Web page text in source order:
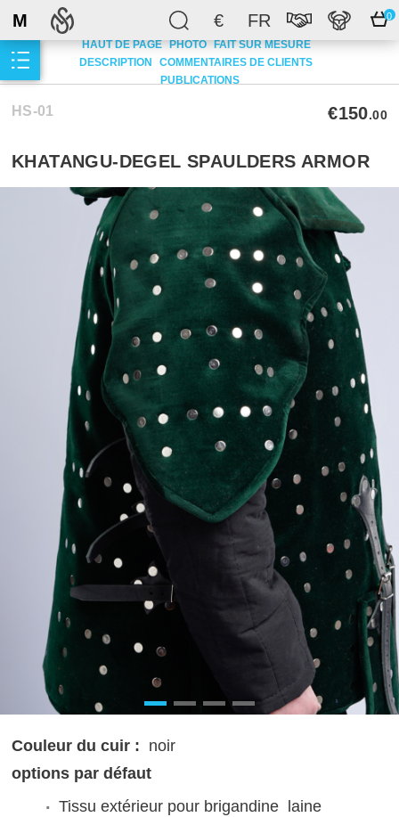
€ FR 0
M
HAUT DE PAGE PHOTO FAIT SUR MESURE
DESCRIPTION
COMMENTAIRES DE CLIENTS
PUBLICATIONS
HS-01 €150.00
KHATANGU-DEGEL SPAULDERS ARMOR
Couleur du cuir : noir
options par défaut
Tissu extérieur pour brigandine
laine